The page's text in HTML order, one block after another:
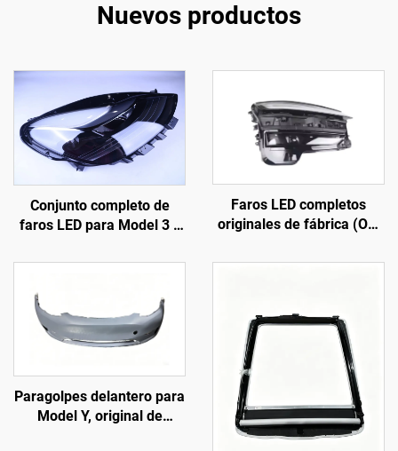
Nuevos productos
Conjunto completo de
faros LED para Model 3 y
fábrica (OE: 1514952-00-
iluminación automotriz,
reemplazo de faros
Faros LED completos
originales de fábrica (OE:
de ABS de alta resistencia
rayos UV, alcance del haz
largo de 850 m y vida útil
de 50 000 h, para
reemplazo de faros en
Model 3/Y y exportación
transfronteriza
Paragolpes delantero para
Model Y, original de